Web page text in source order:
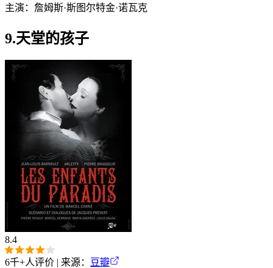
主演： 詹姆斯·斯图尔特金·诺瓦克
9.天堂的孩子
8.4
6千+人评价 | 来源： 豆瓣